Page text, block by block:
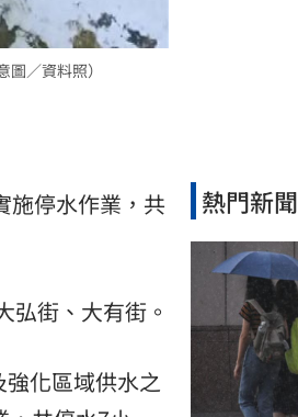
／資料照）
施停水作業，共
街、大有街。
化區域供水之
熱門新聞